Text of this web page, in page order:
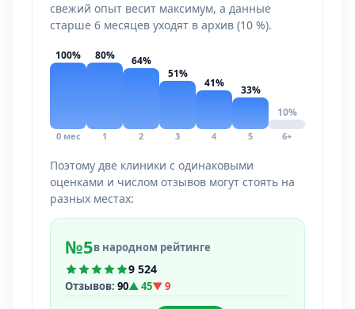
свежий опыт весит максимум, а данные
старше 6 месяцев уходят в архив (10 %).
100%
0 мес
80%
1
64%
2
51%
3
41%
4
33%
5
10%
6+
Поэтому две клиники с одинаковыми
оценками и числом отзывов могут стоять на
разных местах:
№5в народном рейтинге
9 524
Отзывов: 90▲ 45▼ 9